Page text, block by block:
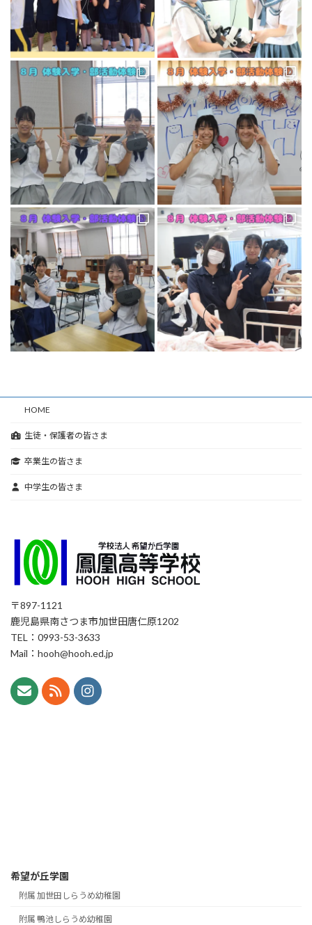
HOME
生徒・保護者の皆さま
卒業生の皆さま
中学生の皆さま
〒897-1121
鹿児島県南さつま市加世田唐仁原1202
TEL：0993-53-3633
Mail：hooh@hooh.ed.jp
希望が丘学園
附属 加世田しらうめ幼稚園
附属 鴨池しらうめ幼稚園